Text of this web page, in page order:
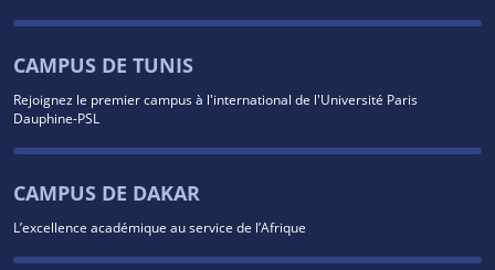
CAMPUS DE TUNIS
Rejoignez le premier campus à l'international de l'Université Paris
Dauphine-PSL
CAMPUS DE DAKAR
L’excellence académique au service de l’Afrique